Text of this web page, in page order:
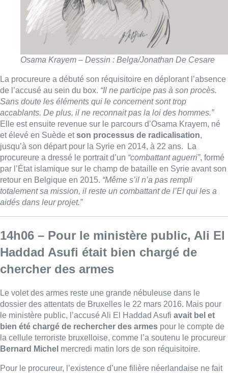
Osama Krayem – Dessin : Belga/Jonathan De Cesare
La procureure a débuté son réquisitoire en déplorant l’absence
de l’accusé au sein du box. “Il ne participe pas à son procès.
Sans doute les éléments qui le concernent sont trop
accablants. De plus, il ne reconnait pas la loi des hommes.”
Elle est ensuite revenue sur le parcours d’Osama Krayem, né
et élevé en Suède etson processus de radicalisation,
jusqu’à son départ pour la Syrie en 2014, à 22 ans. La
procureure a dressé le portrait d’un “combattant aguerri”, formé
par l’État islamique sur le champ de bataille en Syrie avant son
retour en Belgique en 2015. “Même s’il n’a pas rempli
totalement sa mission, il reste un combattant de l’EI qui les a
aidés dans leur projet.”
14h06 – Pour le ministère public, Ali El
Haddad Asufi était bien chargé de
chercher des armes
Le volet des armes reste une grande nébuleuse dans le
dossier des attentats de Bruxelles le 22 mars 2016. Mais pour
le ministère public, l’accusé Ali El Haddad Asufi avait bel et
bien été chargé de rechercher des armes pour le compte de
la cellule terroriste bruxelloise, comme l’a soutenu le procureur
Bernard Michel mercredi matin lors de son réquisitoire.
Pour le procureur, l’existence d’une filière néerlandaise ne fait